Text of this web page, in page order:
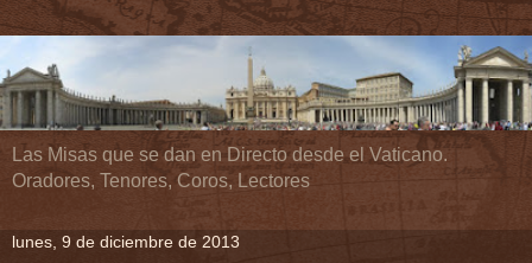
Las Misas que se dan en Directo desde el Vaticano.
Oradores, Tenores, Coros, Lectores
lunes, 9 de diciembre de 2013